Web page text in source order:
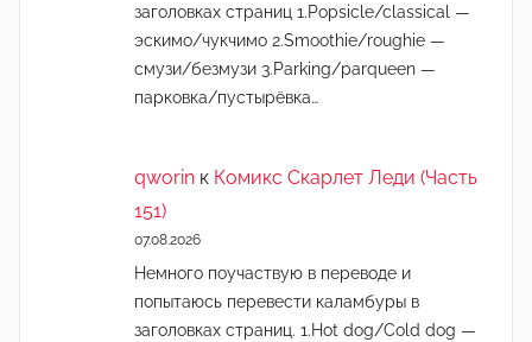
заголовках страниц 1.Popsicle/classical —
эскимо/чукчимо 2.Smoothie/roughie —
смузи/безмузи 3.Parking/parqueen —
парковка/пустырёвка…
qworin к Комикс Скарлет Леди (Часть
151)
07.08.2026
Немного поучаствую в переводе и
попытаюсь перевести каламбуры в
заголовках страниц. 1.Hot dog/Cold dog —